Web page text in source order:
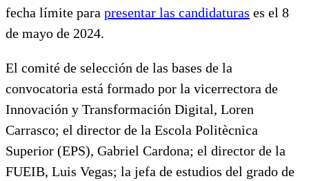
fecha límite para presentar las candidaturas es el 8
de mayo de 2024.
El comité de selección de las bases de la
convocatoria está formado por la vicerrectora de
Innovación y Transformación Digital, Loren
Carrasco; el director de la Escola Politècnica
Superior (EPS), Gabriel Cardona; el director de la
FUEIB, Luis Vegas; la jefa de estudios del grado de